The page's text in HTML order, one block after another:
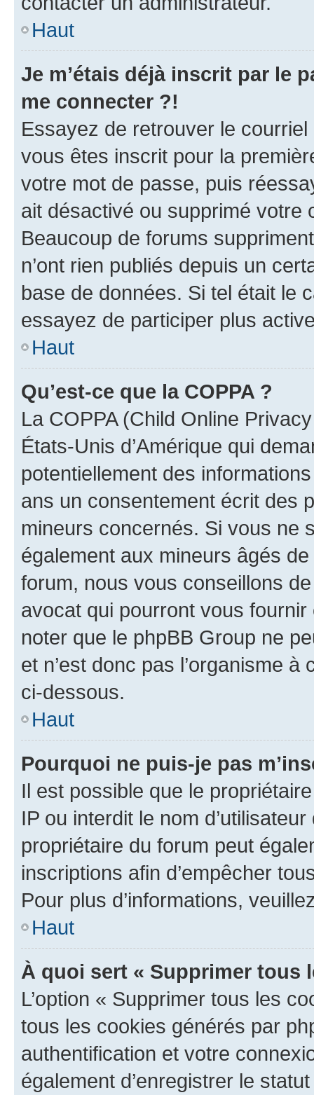
Haut
Je m’étais déjà inscrit par le
me connecter ?!
Essayez de retrouver le
vous êtes inscrit pour la
votre mot de passe, puis
ait désactivé ou supprimé votre
Beaucoup de forums
n’ont rien publiés depuis un
base de données. Si tel était le
essayez de participer plus
Haut
Qu’est-ce que la COPPA ?
La COPPA (Child Online
États-Unis d’Amérique qui
potentiellement des
ans un consentement écrit des
mineurs concernés. Si vous ne
également aux mineurs âgés
forum, nous vous conseillons
avocat qui pourront vous
noter que le phpBB Group ne
et n’est donc pas l’organisme
ci-dessous.
Haut
Pourquoi ne puis-je pas
Il est possible que le
IP ou interdit le nom
propriétaire du forum peut
inscriptions afin d’empêcher
Pour plus d’informations,
Haut
À quoi sert « Supprimer tous
L’option « Supprimer tous les
tous les cookies générés par
authentification et votre
également d’enregistrer le